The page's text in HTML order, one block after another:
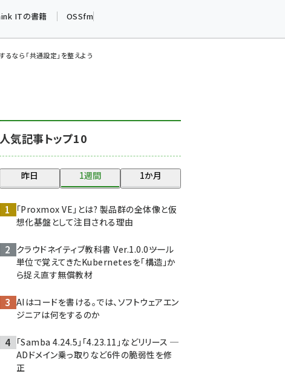
仲間と築いた勝利の絆～
iot女子会 (2263)
drupal (1940)
genai (1473)
ai crunch (1347)
ITの書籍 OSSfm
なら「共通設定」を整えよう
人気記事トップ10
昨日 1週間 1か月
「Proxmox VE」とは? 製品群の全体像と仮
想化基盤として注目される理由
クラウドネイティブ教科書 Ver.1.0.0――ツール
単位で覚えてきたKubernetesを「構造」か
ら捉え直す無償教材
AIはコードを書ける。では、ソフトウェアエン
ジニアは何をするのか
「Samba 4.24.5」「4.23.11」などリリース ─
ADドメイン乗っ取りなど6件の脆弱性を修
正